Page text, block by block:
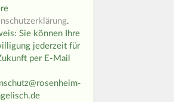
.
Sie können Ihre
jederzeit für
per E-Mail